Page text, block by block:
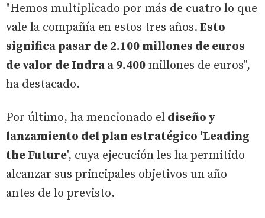
"Hemos multiplicado por más de cuatro lo que
vale la compañía en estos tres años. Esto
significa pasar de 2.100 millones de euros
de valor de Indra a 9.400 millones de euros",
ha destacado.
Por último, ha mencionado el diseño y
lanzamiento del plan estratégico 'Leading
the Future', cuya ejecución les ha permitido
alcanzar sus principales objetivos un año
antes de lo previsto.